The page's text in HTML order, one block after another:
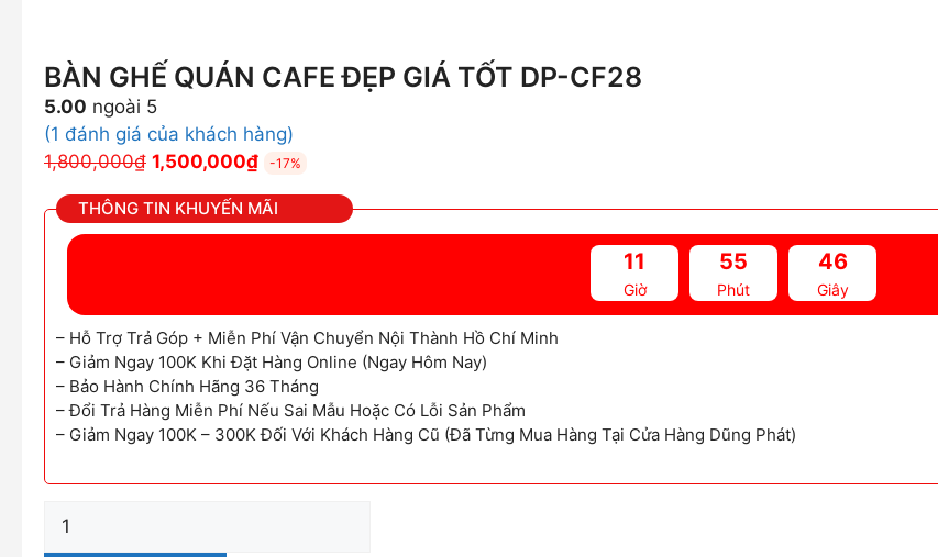
BÀN GHẾ QUÁN CAFE ĐẸP GIÁ TỐT DP-CF28
5.00 ngoài 5
(1 đánh giá của khách hàng)
1,800,000₫ Giá
là:
1,500,000₫Giá
tại
-17%
THÔNG TIN KHUYẾN MÃI
11
Giờ
55
Phút
45
Giây
– Hỗ Trợ Trả Góp + Miễn Phí Vận Chuyển Nội Thành Hồ Chí Minh
– Giảm Ngay 100K Khi Đặt Hàng Online (Ngay Hôm Nay)
– Bảo Hành Chính Hãng 36 Tháng
– Đổi Trả Hàng Miễn Phí Nếu Sai Mẫu Hoặc Có Lỗi Sản Phẩm
– Giảm Ngay 100K – 300K Đối Với Khách Hàng Cũ (Đã Từng Mua Hàng Tại Cửa Hàng Dũng Phát)
Ghế